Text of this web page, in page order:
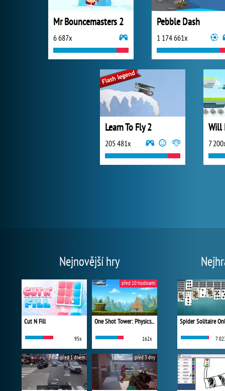
Mr Bouncemasters 2
6 687x
Pebble Dash
1 174 661x
Learn To Fly 2
205 481x
Will
7
Nejnovější hry
Cut N Fill
95x
One Shot Tower: Physics Destroyer
162x
před 10 hodinami
před 1 dnem před 3 dny
Spider Solitaire
7